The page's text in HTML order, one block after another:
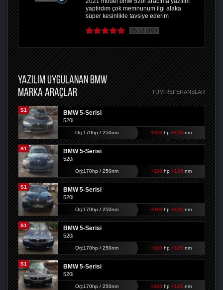
yaptırdım çok memnunum ilgi alaka
süper kesinlikle tavsiye ederim
25.12.2024
YAZILIM UYGULANAN BMW
MARKA ARAÇLAR
TÜM REFERANSLAR
S1 BMW 5-Serisi
520i
Orj:170hp / 250nm +110 hp+125 nm
S1 BMW 5-Serisi
520i
Orj:170hp / 250nm +110 hp+125 nm
S1 BMW 5-Serisi
520i
Orj:170hp / 250nm +110 hp+125 nm
S1 BMW 5-Serisi
520i
Orj:170hp / 250nm +110 hp+125 nm
S1 BMW 5-Serisi
520i
Orj:170hp / 250nm +110 hp+125 nm